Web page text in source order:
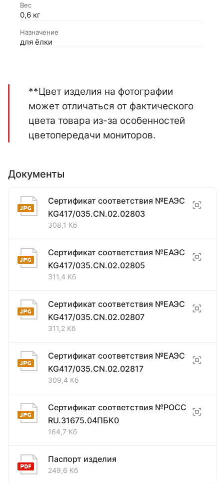
Вес
0,6 кг
Назначение
для ёлки
**Цвет изделия на фотографии
может отличаться от фактического
цвета товара из-за особенностей
цветопередачи мониторов.
Документы
Сертификат соответствия №ЕАЭС
KG417/035.CN.02.02803
308,1 Кб
Сертификат соответствия №ЕАЭС
KG417/035.CN.02.02805
311,4 Кб
Сертификат соответствия №ЕАЭС
KG417/035.CN.02.02807
311,2 Кб
Сертификат соответствия №ЕАЭС
KG417/035.CN.02.02817
309,4 Кб
Сертификат соответствия №РОСС
RU.31675.04ПБК0
164,7 Кб
Паспорт изделия
249,6 Кб